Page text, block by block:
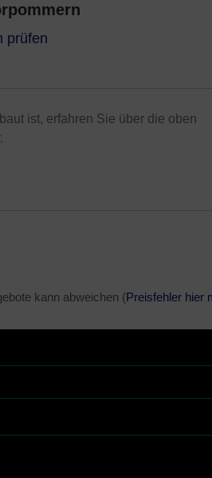
prüfen
ist, erfahren Sie über die oben
kann abweichen (Preisfehler hier